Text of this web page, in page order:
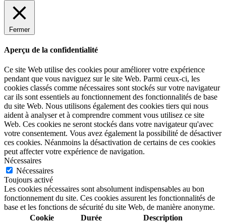
Fermer
Aperçu de la confidentialité
Ce site Web utilise des cookies pour améliorer votre expérience
pendant que vous naviguez sur le site Web. Parmi ceux-ci, les
cookies classés comme nécessaires sont stockés sur votre navigateur
car ils sont essentiels au fonctionnement des fonctionnalités de base
du site Web. Nous utilisons également des cookies tiers qui nous
aident à analyser et à comprendre comment vous utilisez ce site
Web. Ces cookies ne seront stockés dans votre navigateur qu'avec
votre consentement. Vous avez également la possibilité de désactiver
ces cookies. Néanmoins la désactivation de certains de ces cookies
peut affecter votre expérience de navigation.
Nécessaires
Nécessaires
Toujours activé
Les cookies nécessaires sont absolument indispensables au bon
fonctionnement du site. Ces cookies assurent les fonctionnalités de
base et les fonctions de sécurité du site Web, de manière anonyme.
Cookie
Durée Description